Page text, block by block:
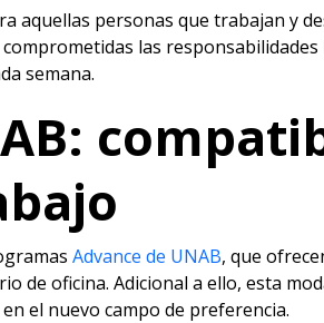
aquellas personas que trabajan y
las
semana.
Advance de UNAB, que
de oficina. Adicional a ello, esta
el nuevo campo de preferencia.